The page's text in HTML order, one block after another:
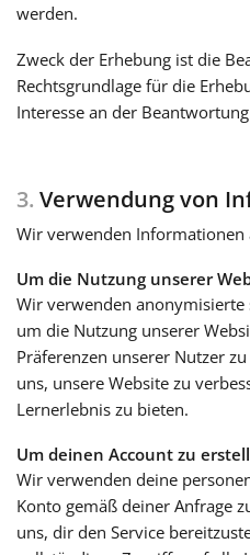
werden.
Zweck der Erhebung ist die
Rechtsgrundlage für die
Interesse an der
3. Verwendung von
Wir verwenden Informationen
Um die Nutzung unserer
Wir verwenden
um die Nutzung unserer
Präferenzen unserer Nutzer
uns, unsere Website zu
Lernerlebnis zu bieten.
Um deinen Account zu
Wir verwenden deine
Konto gemäß deiner Anfrage
uns, dir den Service